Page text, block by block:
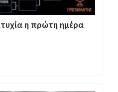
η πρώτη ημέρα